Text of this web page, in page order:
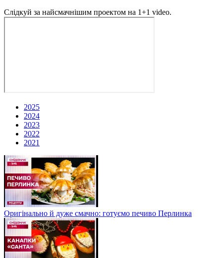
Слідкуй за найсмачнішим проектом на 1+1 video.
2025
2024
2023
2022
2021
Оригінально й дуже смачно: готуємо печиво Перлинка